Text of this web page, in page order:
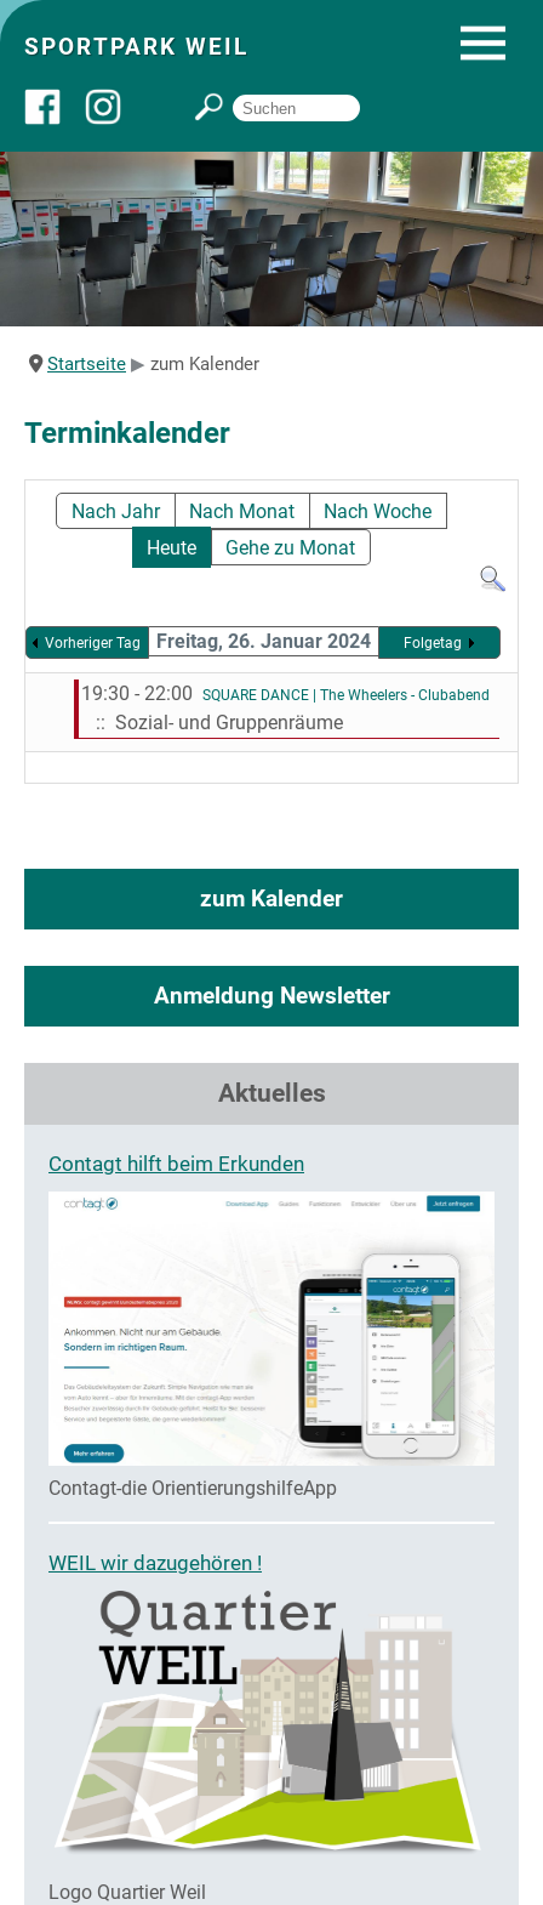
SPORTPARK WEIL
Über uns
Startseite
Angebote
Sportpark
Startseite zum Kalender
Terminkalender
Nach Jahr Nach Monat
Nach Woche
Heute
Gehe zu Monat
Vorheriger Tag Freitag, 26. Januar 2024 Folgetag
19:30 - 22:00 SQUARE DANCE | The Wheelers - Clubabend
:: Sozial- und Gruppenräume
zum Kalender
Anmeldung Newsletter
Aktuelles
Contagt hilft beim Erkunden
Contagt-die OrientierungshilfeApp
WEIL wir dazugehören !
Logo Quartier Weil